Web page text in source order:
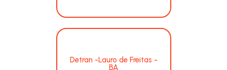
Detran -Lauro de Freitas -
BA